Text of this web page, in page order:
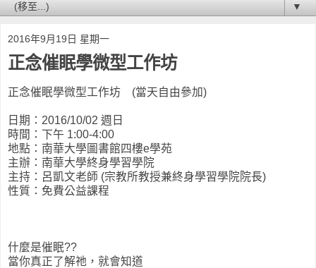
▼
2016年9月19日 星期一
正念催眠學微型工作坊
正念催眠學微型工作坊 (當天自由參加)
日期：2016/10/02 週日
時間：下午 1:00-4:00
地點：南華大學圖書館四樓e學苑
主辦：南華大學終身學習學院
主持：呂凱文老師 (宗教所教授兼終身學習學院院長)
性質：免費公益課程
什麼是催眠??
當你真正了解祂，就會知道